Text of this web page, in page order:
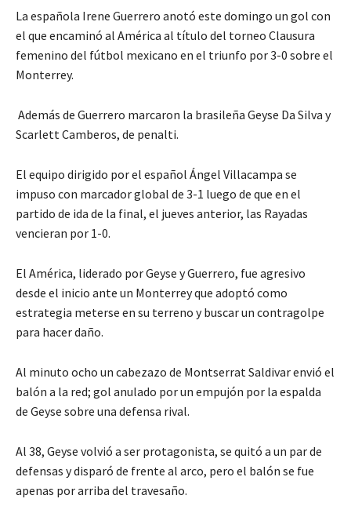
La española Irene Guerrero anotó este domingo un gol con
el que encaminó al América al título del torneo Clausura
femenino del fútbol mexicano en el triunfo por 3-0 sobre el
Monterrey.
Además de Guerrero marcaron la brasileña Geyse Da Silva y
Scarlett Camberos, de penalti.
El equipo dirigido por el español Ángel Villacampa se
impuso con marcador global de 3-1 luego de que en el
partido de ida de la final, el jueves anterior, las Rayadas
vencieran por 1-0.
El América, liderado por Geyse y Guerrero, fue agresivo
desde el inicio ante un Monterrey que adoptó como
estrategia meterse en su terreno y buscar un contragolpe
para hacer daño.
Al minuto ocho un cabezazo de Montserrat Saldivar envió el
balón a la red; gol anulado por un empujón por la espalda
de Geyse sobre una defensa rival.
Al 38, Geyse volvió a ser protagonista, se quitó a un par de
defensas y disparó de frente al arco, pero el balón se fue
apenas por arriba del travesaño.